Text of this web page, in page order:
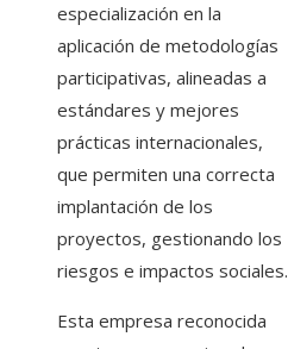
especialización en la
aplicación de metodologías
participativas, alineadas a
estándares y mejores
prácticas internacionales,
que permiten una correcta
implantación de los
proyectos, gestionando los
riesgos e impactos sociales.
Esta empresa reconocida